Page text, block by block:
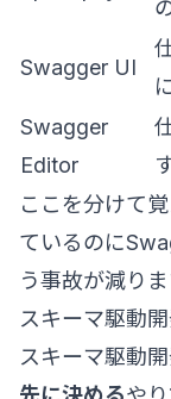
Swagger UI
Swagger
Editor
ここを分けて
ているのに
う事故が減りま
スキーマ駆動
スキーマ駆動開